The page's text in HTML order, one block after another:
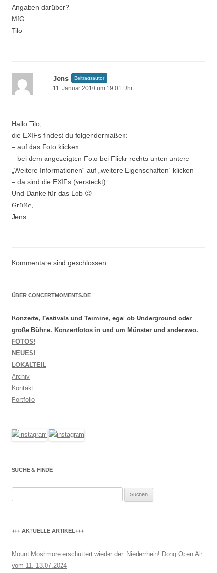
Angaben darüber?
MfG
Tilo
Jens Beitragsautor
11. Januar 2010 um 19:01 Uhr
Hallo Tilo,
die EXIFs findest du folgendermaßen:
– auf das Foto klicken
– bei dem angezeigten Foto bei Flickr rechts unten untere
„Weitere Informationen“ auf „weitere Eigenschaften“ klicken
– da sind die EXIFs (versteckt)
Und Danke für das Lob 😉
Grüße,
Jens
Kommentare sind geschlossen.
ÜBER CONCERTMOMENTS.DE
Konzerte, Festivals und Termine, egal ob Underground oder
große Bühne. Konzertfotos in und um Münster und anderswo.
FOTOS!
NEUES!
LOKALTEIL
Archiv
Kontakt
Portfolio
SUCHE & FINDE
+++ AKTUELLE ARTIKEL+++
Mount Moshmore erschüttert wieder den Niederrhein! Dong Open Air
vom 11.-13.07.2024